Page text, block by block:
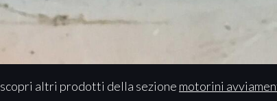
scopri altri prodotti della sezione motorini